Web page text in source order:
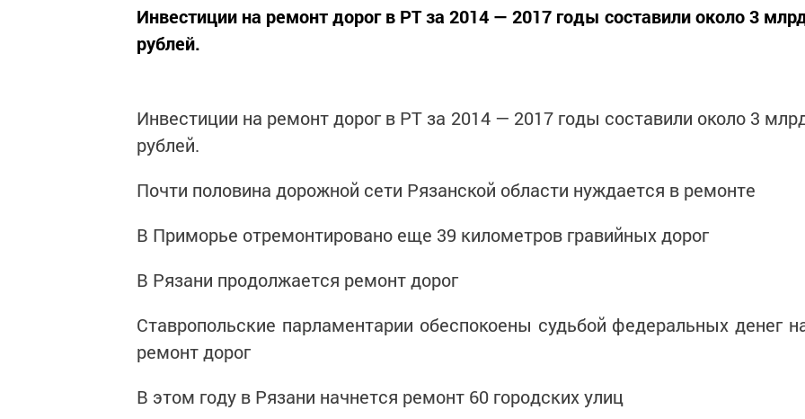
Инвестиции на ремонт дорог в РТ за 2014 — 2017 годы составили около 3
рублей.
Инвестиции на ремонт дорог в РТ за 2014 — 2017 годы составили около 3
рублей.
Почти половина дорожной сети Рязанской области нуждается в ремонте
В Приморье отремонтировано еще 39 километров гравийных дорог
В Рязани продолжается ремонт дорог
Ставропольские парламентарии обеспокоены судьбой федеральных денег
ремонт дорог
В этом году в Рязани начнется ремонт 60 городских улиц